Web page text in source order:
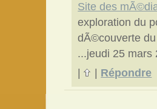
Site des
exploration du
dÃ©couverte
...jeudi 25 mars
|
Répondre